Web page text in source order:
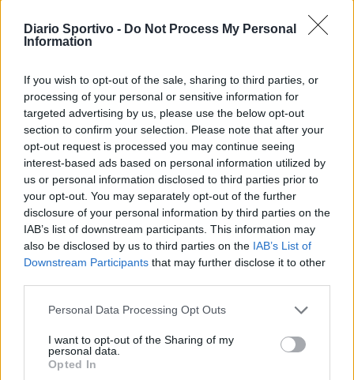
Diario Sportivo - Do Not Process My Personal
Information
If you wish to opt-out of the sale, sharing to third parties, or
processing of your personal or sensitive information for
targeted advertising by us, please use the below opt-out
section to confirm your selection. Please note that after your
opt-out request is processed you may continue seeing
interest-based ads based on personal information utilized by
us or personal information disclosed to third parties prior to
your opt-out. You may separately opt-out of the further
disclosure of your personal information by third parties on the
IAB’s list of downstream participants. This information may
also be disclosed by us to third parties on the IAB’s List of
Downstream Participants that may further disclose it to other
Personal Data Processing Opt Outs
I want to opt-out of the Sharing of my
personal data.
Opted In
l'Antiochense va in Promozione, Golfo
Aranci e La Salle salgono in Prima
31 Lug 2026
Carbonia, l'ex presidente Canu: «Lasciai i
soldi per pagare le vertenze, Meloni si
assuma le responsabilità»
31 Lug 2026
Il Carbonia non si iscrive, Meloni:
«Impossibilitati nel far fronte alle vertenze
dei giocatori»
31 Lug 2026